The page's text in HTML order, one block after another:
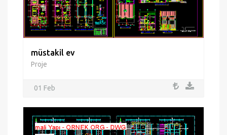
müstakil ev
Proje
01 Feb